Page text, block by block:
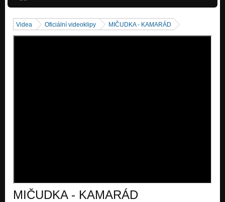
Fauna na trauma
Chlapák
03 MAM RYBNIK...
Videa Oficiální videoklipy MIČUDKA - KAMARÁD
MIČUDKA - KAMARÁD